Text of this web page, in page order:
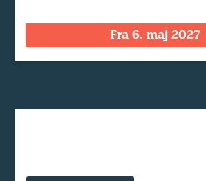
Fra 6. maj 2027